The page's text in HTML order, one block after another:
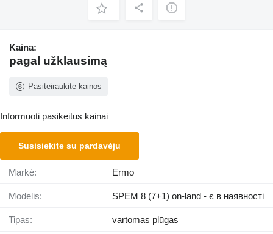
Kaina:
pagal užklausimą
Pasiteiraukite kainos
Informuoti pasikeitus kainai
Susisiekite su pardavėju
Markė: Ermo
Modelis: SPEM 8 (7+1) on-land - є в наявності
Tipas: vartomas plūgas